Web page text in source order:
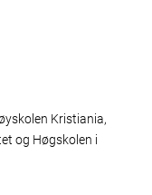
Kristiania,
og Høgskolen i